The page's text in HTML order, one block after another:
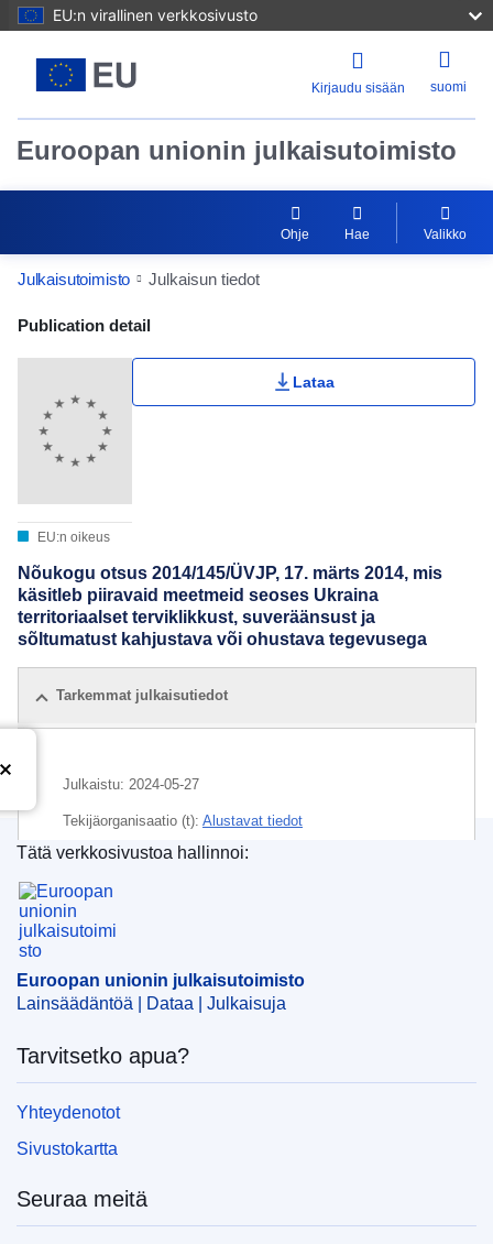
EU:n virallinen verkkosivusto
Kirjaudu sisään suomi
Euroopan unionin julkaisutoimisto
Ohje Hae Valikko
Julkaisutoimisto Julkaisun tiedot
Publication Detail Actions Portlet
Publication detail
EU:n oikeus
Lataa
Nõukogu otsus 2014/145/ÜVJP, 17. märts 2014, mis
käsitleb piiravaid meetmeid seoses Ukraina
territoriaalset terviklikkust, suveräänsust ja
sõltumatust kahjustava või ohustava tegevusega
Tarkemmat julkaisutiedot
Julkaistu: 2024-05-27
Tekijäorganisaatio (t): Alustavat tiedot
Euroopan unionin julkaisutoimisto
Tätä verkkosivustoa hallinnoi:
Euroopan unionin julkaisutoimisto
Lainsäädäntöä | Dataa | Julkaisuja
Tarvitsetko apua?
Yhteydenotot
Sivustokartta
Seuraa meitä